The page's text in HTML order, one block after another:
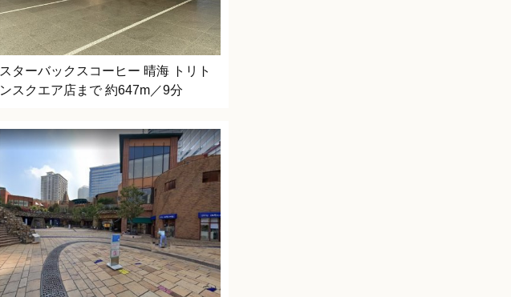
スターバックスコーヒー 晴海 トリト
ンスクエア店まで 約647m／9分